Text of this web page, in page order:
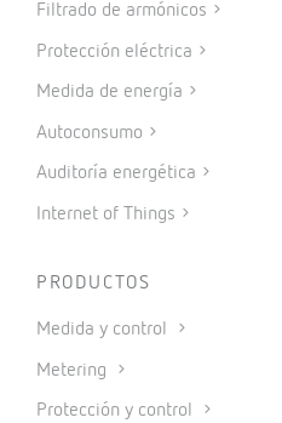
Filtrado de armónicos
Protección eléctrica
Medida de energía
Autoconsumo
Auditoría energética
Internet of Things
PRODUCTOS
Medida y control
Metering
Protección y control